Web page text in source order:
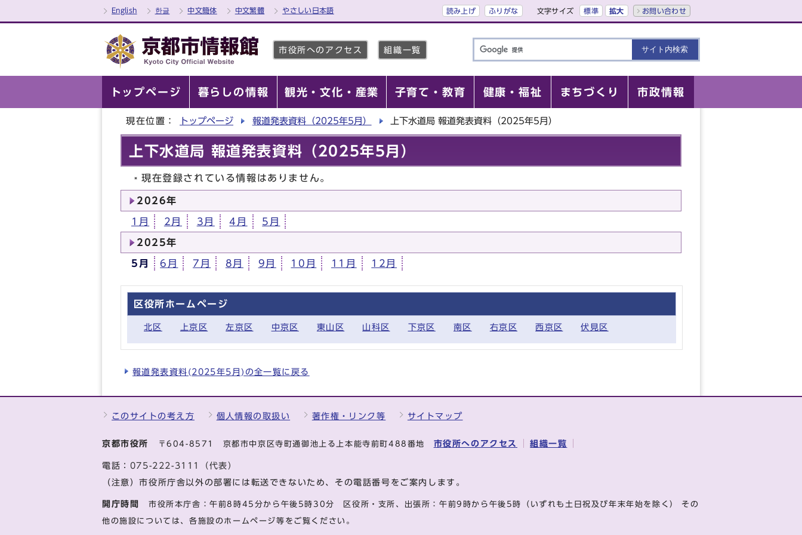
English 한글 中文簡体 中文繁體 やさしい日本語 読み上げ ふりがな 文字サイズ 標準 拡大 お問い合わせ
市役所へのアクセス 組織一覧
トップページ 暮らしの情報 観光・文化・産業 子育て・教育 健康・福祉 まちづくり 市政情報
現在位置： トップページ 報道発表資料（2025年5月） 上下水道局 報道発表資料（2025年5月）
上下水道局 報道発表資料（2025年5月）
現在登録されている情報はありません。
2026年
1月 2月 3月 4月 5月
2025年
5月 6月 7月 8月 9月 10月 11月 12月
区役所ホームページ
北区 上京区 左京区 中京区 東山区 山科区 下京区 南区 右京区 西京区 伏見区
報道発表資料(2025年5月)の全一覧に戻る
このサイトの考え方 個人情報の取扱い 著作権・リンク等 サイトマップ
京都市役所 〒604-8571 京都市中京区寺町通御池上る上本能寺前町488番地 市役所へのアクセス 組織一覧
電話： 075-222-3111（代表）
（注意）市役所庁舎以外の部署には転送できないため、その電話番号をご案内します。
開庁時間 市役所本庁舎：午前8時45分から午後5時30分 区役所・支所、出張所：午前9時から午後5時 （いずれも土日祝及び年末年始を除く） その
他の施設については、各施設のホームページ等をご覧ください。